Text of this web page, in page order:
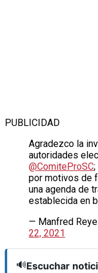
PUBLICIDAD
Agradezco la
autoridades
@ComiteProSC
por motivos de
una agenda de
establecida en
— Manfred
22, 2021
🔊Escuchar